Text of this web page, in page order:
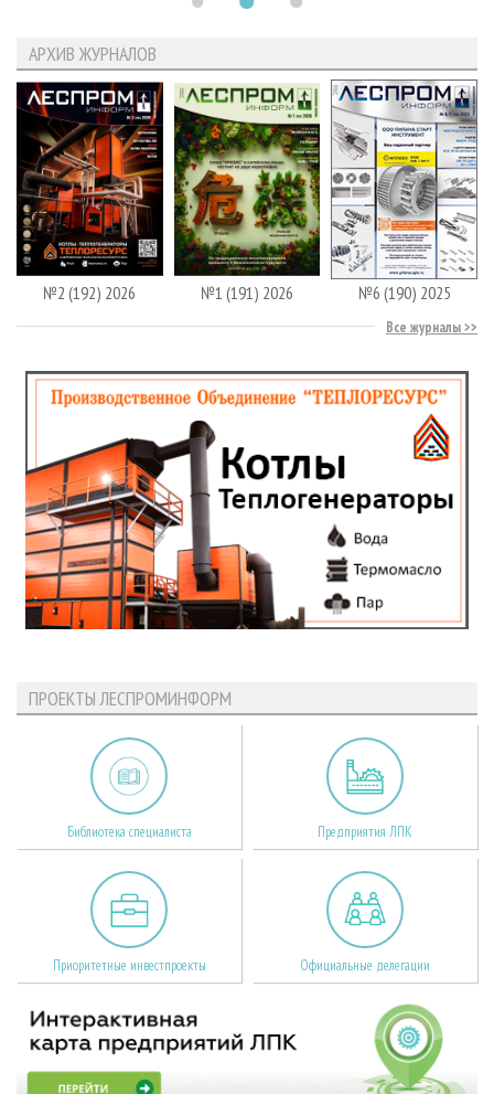
АРХИВ ЖУРНАЛОВ
№2 (192) 2026 №1 (191) 2026 №6 (190) 2025
Все журналы
ПРОЕКТЫ ЛЕСПРОМИНФОРМ
Библиотека специалиста Предприятия ЛПК
Приоритетные инвестпроекты Официальные делегации